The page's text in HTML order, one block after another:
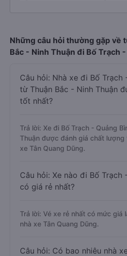
Những câu hỏi thường gặp về
Bắc - Ninh Thuận đi Bố Trạch
Câu hỏi: Nhà xe đi Bố Trạch
từ Thuận Bắc - Ninh Thuận
tốt nhất?
Trả lời: Xe đi Bố Trạch - Quảng
Thuận được đánh giá chất lượng
xe Tân Quang Dũng.
Câu hỏi: Xe nào đi Bố Trạch
có giá rẻ nhất?
Trả lời: Vé xe rẻ nhất có mức giá
nhà xe Tân Quang Dũng.
Câu hỏi: Có bao nhiêu nhà